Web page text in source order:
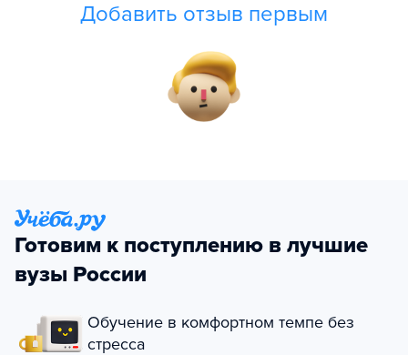
Добавить отзыв первым
Готовим к поступлению в лучшие
вузы России
Обучение в комфортном темпе без
стресса